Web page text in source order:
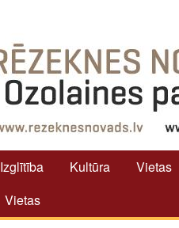
Izglītība Kultūra
Vietas
Vietas